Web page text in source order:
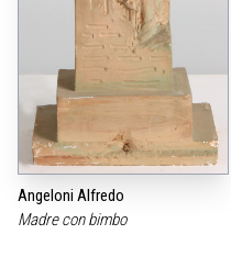
Angeloni Alfredo
Madre con bimbo